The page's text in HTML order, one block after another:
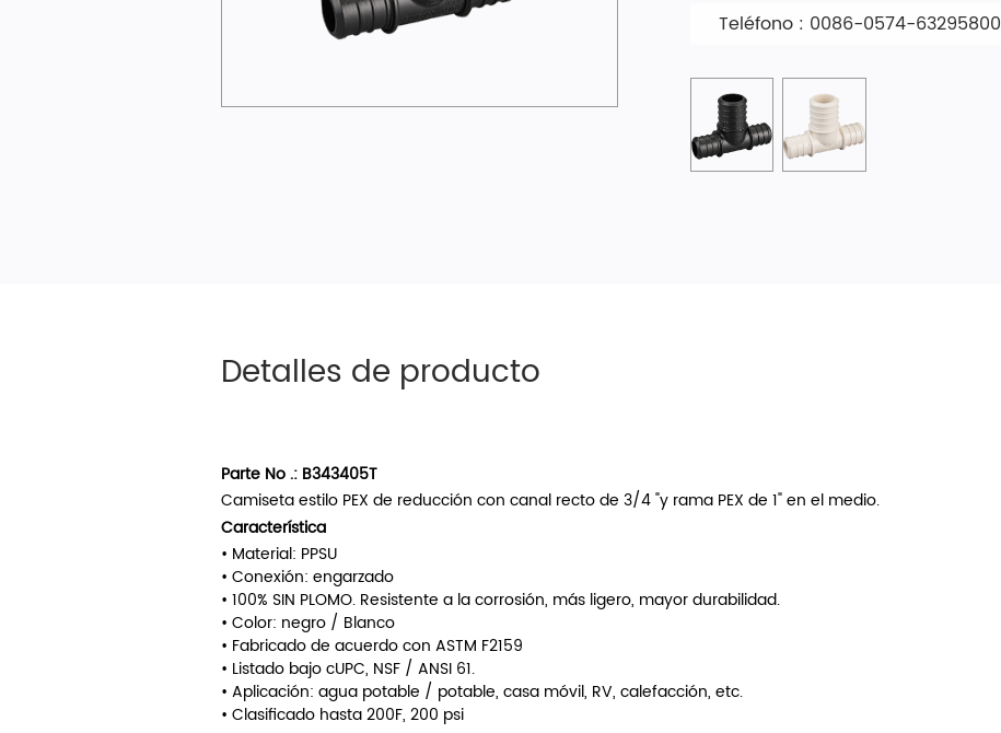
Teléfono : 0086-0574-63295800
Detalles de producto
Parte No .: B343405T
Camiseta estilo PEX de reducción con canal recto de 3/4 "y rama PEX de 1" en el medio.
Característica
• Material: PPSU
• Conexión: engarzado
• 100% SIN PLOMO. Resistente a la corrosión, más ligero, mayor durabilidad.
• Color: negro / Blanco
• Fabricado de acuerdo con ASTM F2159
• Listado bajo cUPC, NSF / ANSI 61.
• Aplicación: agua potable / potable, casa móvil, RV, calefacción, etc.
• Clasificado hasta 200F, 200 psi